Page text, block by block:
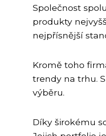
Společnost
produkty
nejpřísnější
Kromě toho
trendy na trhu.
výběru.
Díky širokému